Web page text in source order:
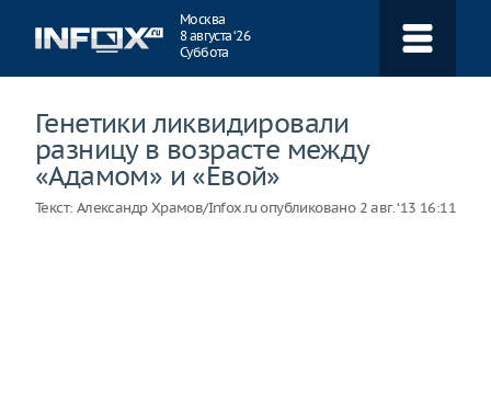
Москва
8 августа ‘26
Суббота
Генетики ликвидировали
разницу в возрасте между
«Адамом» и «Евой»
Текст: Александр Храмов/Infox.ruопубликовано 2 авг. ‘13 16:11